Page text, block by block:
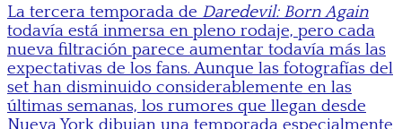
La tercera temporada de Daredevil: Born Again
todavía está inmersa en pleno rodaje, pero cada
nueva filtración parece aumentar todavía más las
expectativas de los fans. Aunque las fotografías del
set han disminuido considerablemente en las
últimas semanas, los rumores que llegan desde
Nueva York dibujan una temporada especialmente